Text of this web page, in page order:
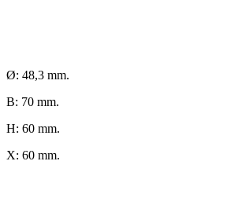
Ø: 48,3 mm.
B: 70 mm.
H: 60 mm.
X: 60 mm.